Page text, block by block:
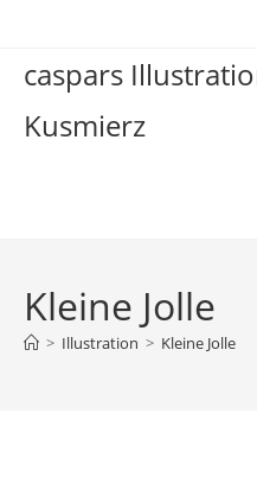
springen
caspars
Kusmierz
Kleine Jolle
> Illustration > Kleine Jolle